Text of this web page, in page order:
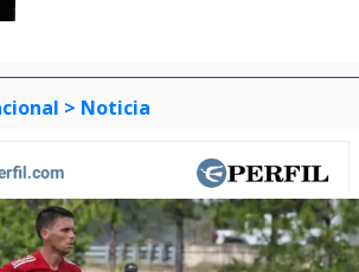
> Noticia